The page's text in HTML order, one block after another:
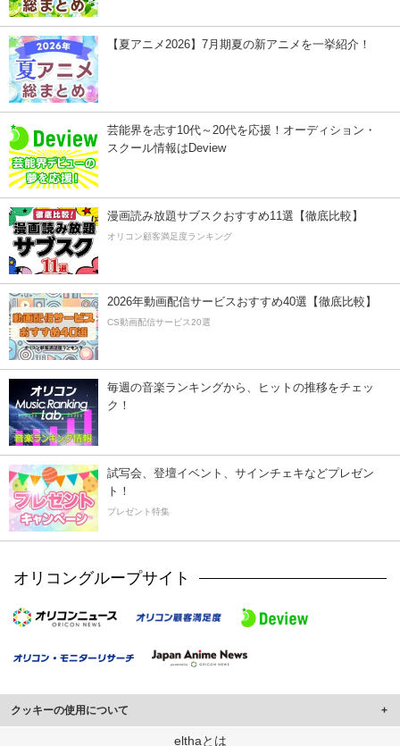
【夏アニメ2026】7月期夏の新アニメを一挙紹介！
芸能界を志す10代～20代を応援！オーディション・
スクール情報はDeview
漫画読み放題サブスクおすすめ11選【徹底比較】
オリコン顧客満足度ランキング
2026年動画配信サービスおすすめ40選【徹底比較】
CS動画配信サービス20選
毎週の音楽ランキングから、ヒットの推移をチェッ
ク！
試写会、登壇イベント、サインチェキなどプレゼン
ト！
プレゼント特集
オリコングループサイト
クッキーの使用について
このサイトでは Cookie を使用して、ユーザーに合わせたコンテンツや広告の
elthaとは